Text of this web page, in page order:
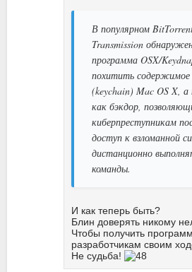
В популярном
Transmission
программа OSX/
похитить содержимое
(keychain) Mac OS X,
как бэкдор,
киберпреступникам
доступ к взломанной
дистанционно
команды.
И как теперь быть?
Блин доверять никому
Чтобы получить
разработчикам своим
Не судьба!